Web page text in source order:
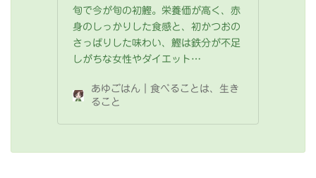
旬で今が旬の初鰹。栄養価が高く、赤
身のしっかりした食感と、初かつおの
さっぱりした味わい、鰹は鉄分が不足
しがちな女性やダイエット…
あゆごはん｜食べることは、生き
ること